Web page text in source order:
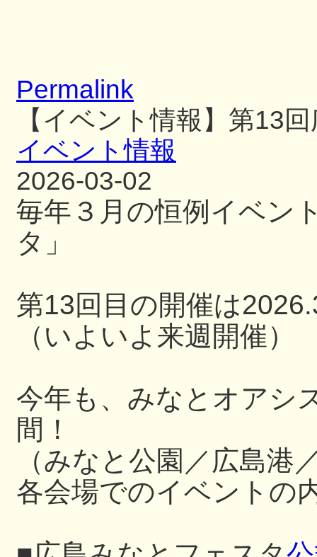
Permalink
【イベント情報】第13
イベント情報
2026-03-02
毎年３月の恒例イベン
タ」
第13回目の開催は
（いよいよ来週開催）
今年も、みなとオアシ
間！
（みなと公園／広島港
各会場でのイベントの